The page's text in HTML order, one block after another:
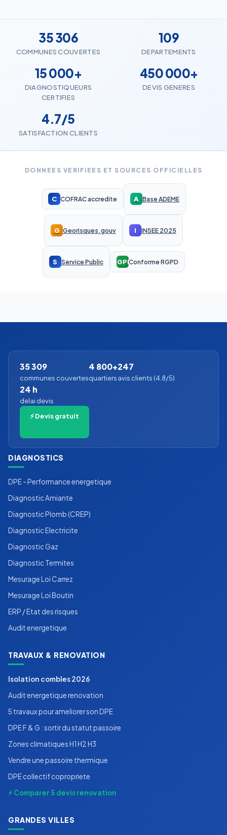
35 306
COMMUNES COUVERTES
109
DEPARTEMENTS
15 000+
DIAGNOSTIQUEURS
CERTIFIES
450 000+
DEVIS GENERES
4.7/5
SATISFACTION CLIENTS
DONNEES VERIFIEES ET SOURCES OFFICIELLES
C COFRAC accredite A Base ADEME
G Georisques.gouv I INSEE 2025
S Service Public RGPDConforme RGPD
35 309
communes couvertes
4 800+
quartiers
247
avis clients (4.8/5)
24 h
delai devis
⚡ Devis gratuit
DIAGNOSTICS
DPE - Performance energetique
Diagnostic Amiante
Diagnostic Plomb (CREP)
Diagnostic Electricite
Diagnostic Gaz
Diagnostic Termites
Mesurage Loi Carrez
Mesurage Loi Boutin
ERP / Etat des risques
Audit energetique
TRAVAUX & RENOVATION
Isolation combles 2026
Audit energetique renovation
5 travaux pour ameliorer son DPE
DPE F & G : sortir du statut passoire
Zones climatiques H1 H2 H3
Vendre une passoire thermique
DPE collectif copropriete
⚡ Comparer 5 devis renovation
GRANDES VILLES